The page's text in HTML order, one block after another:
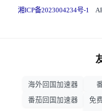
湘ICP备2023004234号-1
海外回国加速器
番茄回国加速器
免